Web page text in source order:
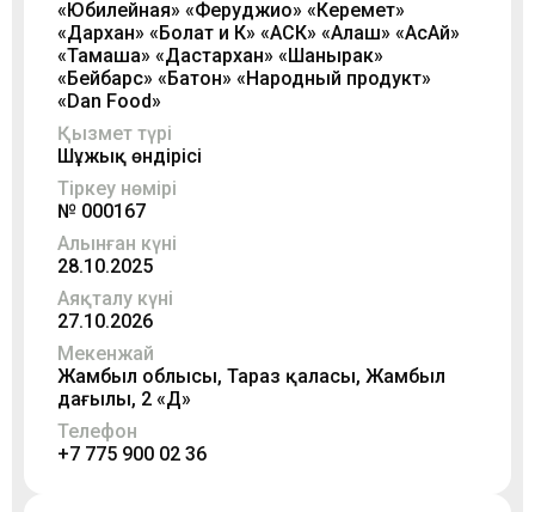
«Юбилейная» «Феруджио» «Керемет»
«Дархан» «Болат и К» «АСК» «Алаш» «АсАй»
«Тамаша» «Дастархан» «Шанырак»
«Бейбарс» «Батон» «Народный продукт»
«Dan Food»
Қызмет түрі
Шұжық өндірісі
Тіркеу нөмірі
№ 000167
Алынған күні
28.10.2025
Аяқталу күні
27.10.2026
Мекенжай
Жамбыл облысы, Тараз қаласы, Жамбыл
даңғылы, 2 «Д»
Телефон
+7 775 900 02 36